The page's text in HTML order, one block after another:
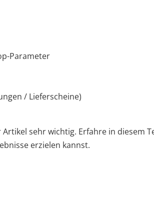
Parameter
/ Lieferscheine)
sehr wichtig. Erfahre in diesem
erzielen kannst.